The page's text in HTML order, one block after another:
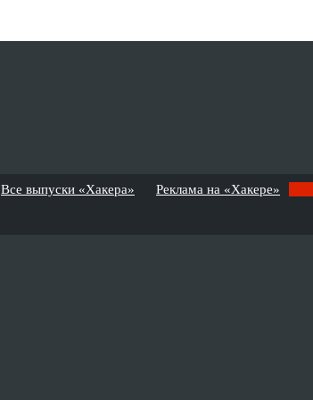
Все выпуски «Хакера» Реклама на «Хакере»